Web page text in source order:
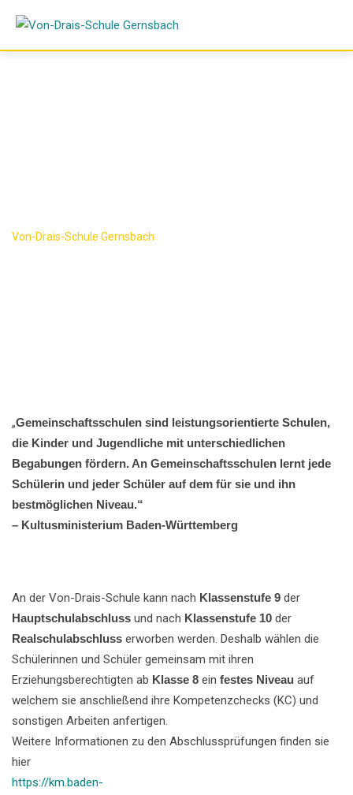
content
Von-Drais-Schule Gernsbach
„Gemeinschaftsschulen sind leistungsorientierte Schulen,
die Kinder und Jugendliche mit unterschiedlichen
Begabungen fördern. An Gemeinschaftsschulen lernt jede
Schülerin und jeder Schüler auf dem für sie und ihn
bestmöglichen Niveau.“
– Kultusministerium Baden-Württemberg
An der Von-Drais-Schule kann nach Klassenstufe 9 der
Hauptschulabschluss und nach Klassenstufe 10 der
Realschulabschluss erworben werden. Deshalb wählen die
Schülerinnen und Schüler gemeinsam mit ihren
Erziehungsberechtigten ab Klasse 8 ein festes Niveau auf
welchem sie anschließend ihre Kompetenzchecks (KC) und
sonstigen Arbeiten anfertigen.
Weitere Informationen zu den Abschlussprüfungen finden sie
hier
https://km.baden-